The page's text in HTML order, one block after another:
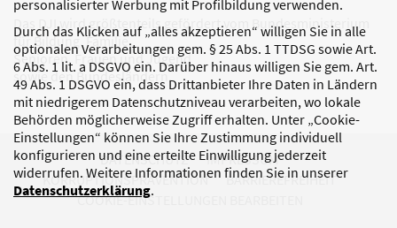
personalisierter Werbung mit Profilbildung verwenden.
Durch das Klicken auf „alles akzeptieren“ willigen Sie in alle
optionalen Verarbeitungen gem. § 25 Abs. 1 TTDSG sowie Art.
6 Abs. 1 lit. a DSGVO ein. Darüber hinaus willigen Sie gem. Art.
49 Abs. 1 DSGVO ein, dass Drittanbieter Ihre Daten in Ländern
mit niedrigerem Datenschutzniveau verarbeiten, wo lokale
Behörden möglicherweise Zugriff erhalten. Unter „Cookie-
Einstellungen“ können Sie Ihre Zustimmung individuell
konfigurieren und eine erteilte Einwilligung jederzeit
widerrufen. Weitere Informationen finden Sie in unserer
Datenschutzerklärung.
Das DJI wird größtenteils gefördert vom Bundesministerium
für Bildung, Familie,
Senioren, Frauen und Jugend
sowie den Bundesländern.
DATENSCHUTZ
IMPRESSUM
KORRUPTIONSPRÄVENTION
BARRIEREFREIHEIT
COOKIE-EINSTELLUNGEN BEARBEITEN